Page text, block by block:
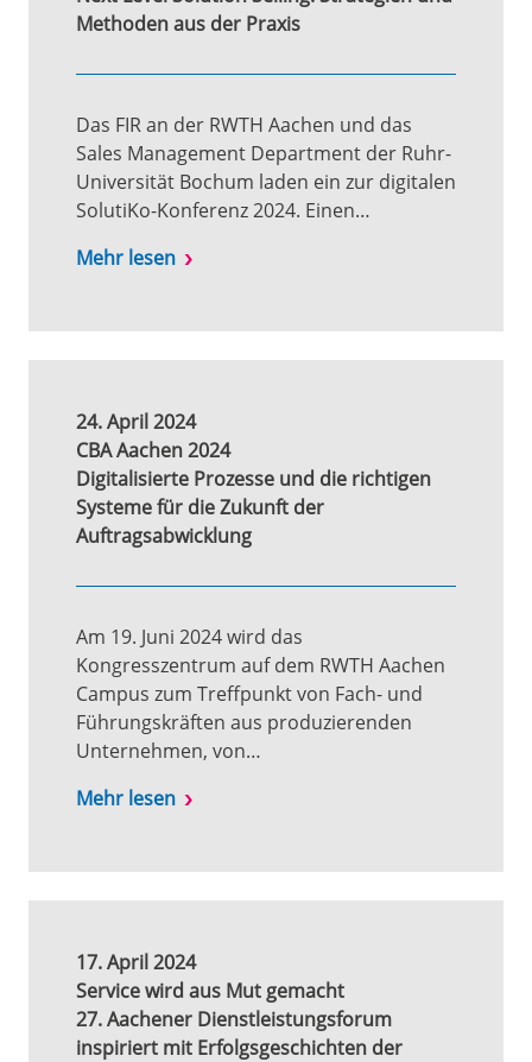
Methoden aus der Praxis
Das FIR an der RWTH Aachen und das
Sales Management Department der Ruhr-
Universität Bochum laden ein zur digitalen
SolutiKo-Konferenz 2024. Einen…
Mehr lesen
24. April 2024
CBA Aachen 2024
Digitalisierte Prozesse und die richtigen
Systeme für die Zukunft der
Auftragsabwicklung
Am 19. Juni 2024 wird das
Kongresszentrum auf dem RWTH Aachen
Campus zum Treffpunkt von Fach- und
Führungskräften aus produzierenden
Unternehmen, von…
Mehr lesen
17. April 2024
Service wird aus Mut gemacht
27. Aachener Dienstleistungsforum
inspiriert mit Erfolgsgeschichten der